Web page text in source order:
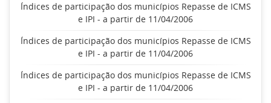
Índices de participação dos municípios Repasse de ICMS
e IPI - a partir de 11/04/2006
Índices de participação dos municípios Repasse de ICMS
e IPI - a partir de 11/04/2006
Índices de participação dos municípios Repasse de ICMS
e IPI - a partir de 11/04/2006